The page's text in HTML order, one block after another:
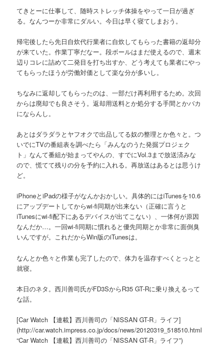
てきとーに仕事して、随時ストレッチ体操をやって一日が過ぎ
る。なんつーか非常にダルい。今日は早く寝てしまおう。
帰宅後したら先日自炊代行業者に自炊してもらった書籍の返却分
が来ていた。作業丁寧だなー。段ボールはまだ使えるので、週末
辺りコレに詰めて二発目を打ち出すか、どう考えても業者にやっ
てもらったほうが労働対価として楽な分が多いし。
ちなみに返却してもらったのは、一部だけ再利用するため。次回
からは廃却でも良さそう。返却用送料とか処分する手間とかバカ
にならんし。
あとはダラダラとヤフオクで出品してる奴の整理とか色々と。つ
いでにTVの番組表を調べたら「みんなのうた発掘プロジェク
ト」なんて番組が始まってやんの、すでにVol.3まで放送済みな
ので、慌てて残りの分を予約に入れる。再放送はあるとは思うけ
ど。
iPhoneとiPadの様子がなんかおかしい。具体的にはiTunesを10.6
にアップデートしてからwi-fi同期が出来ない（正確に言うと
iTunesにwi-fi配下にあるデバイスが出てこない）、一体何が原因
なんだか…。一回wi-fi同期に慣れると優先同期とか非常に面倒臭
いんですが。これだからWin版のiTunesは。
なんとか色々と作業も完了したので、体力を温存すべくとっとと
就寝。
本日のネタ。西川善司氏がFD3SからR35 GT-Rに乗り換えるって
な話。
[Car Watch 【連載】西川善司の「NISSAN GT-R」ライフ]
(http://car.watch.impress.co.jp/docs/news/20120319_518510.html
“Car Watch 【連載】西川善司の「NISSAN GT-R」ライフ”)